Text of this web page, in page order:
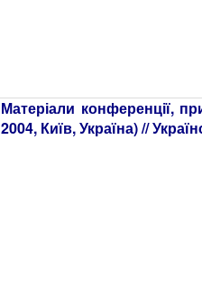
Матеріали конференції,
2004, Київ, Україна) //